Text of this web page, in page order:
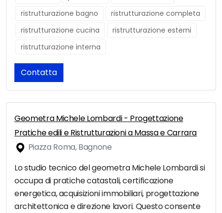
ristrutturazione bagno
ristrutturazione completa
ristrutturazione cucina
ristrutturazione esterni
ristrutturazione interna
Contatta
Geometra Michele Lombardi - Progettazione
Pratiche edili e Ristrutturazioni a Massa e Carrara
Piazza Roma, Bagnone
Lo studio tecnico del geometra Michele Lombardi si
occupa di pratiche catastali, certificazione
energetica, acquisizioni immobiliari, progettazione
architettonica e direzione lavori. Questo consente